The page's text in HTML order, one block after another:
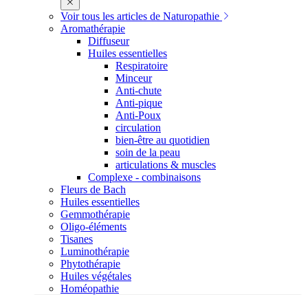
Voir tous les articles de Naturopathie
Aromathérapie
Diffuseur
Huiles essentielles
Respiratoire
Minceur
Anti-chute
Anti-pique
Anti-Poux
circulation
bien-être au quotidien
soin de la peau
articulations & muscles
Complexe - combinaisons
Fleurs de Bach
Huiles essentielles
Gemmothérapie
Oligo-éléments
Tisanes
Luminothérapie
Phytothérapie
Huiles végétales
Homéopathie